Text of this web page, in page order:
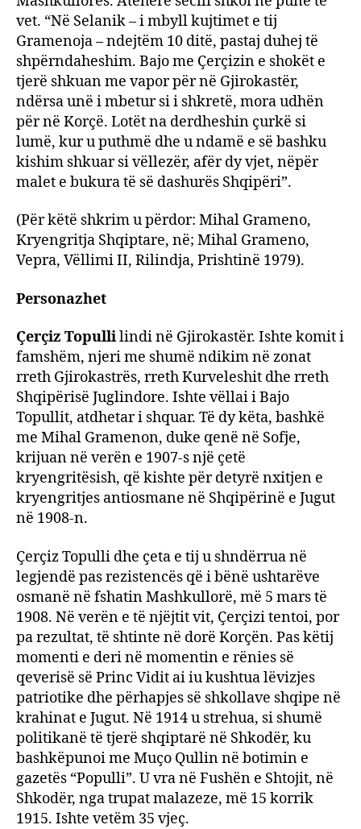
vet. “Në Selanik – i mbyll kujtimet e tij
Gramenoja – ndejtëm 10 ditë, pastaj duhej të
shpërndaheshim. Bajo me Çerçizin e shokët e
tjerë shkuan me vapor për në Gjirokastër,
ndërsa unë i mbetur si i shkretë, mora udhën
për në Korçë. Lotët na derdheshin çurkë si
lumë, kur u puthmë dhe u ndamë e së bashku
kishim shkuar si vëllezër, afër dy vjet, nëpër
malet e bukura të së dashurës Shqipëri”.
(Për këtë shkrim u përdor: Mihal Grameno,
Kryengritja Shqiptare, në; Mihal Grameno,
Vepra, Vëllimi II, Rilindja, Prishtinë 1979).
Personazhet
Çerçiz Topullilindi në Gjirokastër. Ishte komit i
famshëm, njeri me shumë ndikim në zonat
rreth Gjirokastrës, rreth Kurveleshit dhe rreth
Shqipërisë Juglindore. Ishte vëllai i Bajo
Topullit, atdhetar i shquar. Të dy këta, bashkë
me Mihal Gramenon, duke qenë në Sofje,
krijuan në verën e 1907-s një çetë
kryengritësish, që kishte për detyrë nxitjen e
kryengritjes antiosmane në Shqipërinë e Jugut
në 1908-n.
Çerçiz Topulli dhe çeta e tij u shndërrua në
legjendë pas rezistencës që i bënë ushtarëve
osmanë në fshatin Mashkullorë, më 5 mars të
1908. Në verën e të njëjtit vit, Çerçizi tentoi, por
pa rezultat, të shtinte në dorë Korçën. Pas këtij
momenti e deri në momentin e rënies së
qeverisë së Princ Vidit ai iu kushtua lëvizjes
patriotike dhe përhapjes së shkollave shqipe në
krahinat e Jugut. Në 1914 u strehua, si shumë
politikanë të tjerë shqiptarë në Shkodër, ku
bashkëpunoi me Muço Qullin në botimin e
gazetës “Populli”. U vra në Fushën e Shtojit, në
Shkodër, nga trupat malazeze, më 15 korrik
1915. Ishte vetëm 35 vjeç.